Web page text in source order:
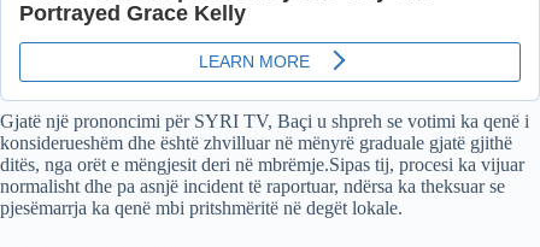
Gjatë një prononcimi për SYRI TV, Baçi u shpreh se votimi ka qenë i
konsiderueshëm dhe është zhvilluar në mënyrë graduale gjatë gjithë
ditës, nga orët e mëngjesit deri në mbrëmje.Sipas tij, procesi ka vijuar
normalisht dhe pa asnjë incident të raportuar, ndërsa ka theksuar se
pjesëmarrja ka qenë mbi pritshmëritë në degët lokale.